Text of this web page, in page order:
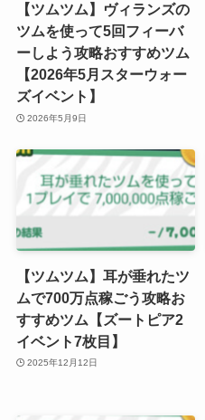
【ツムツム】ヴィランズの
ツムを使って5回フィーバ
ーしよう攻略おすすめツム
【2026年5月スターウォー
ズイベント】
2026年5月9日
【ツムツム】耳が垂れたツ
ムで700万点稼ごう攻略お
すすめツム【ズートピア2
イベント7枚目】
2025年12月12日